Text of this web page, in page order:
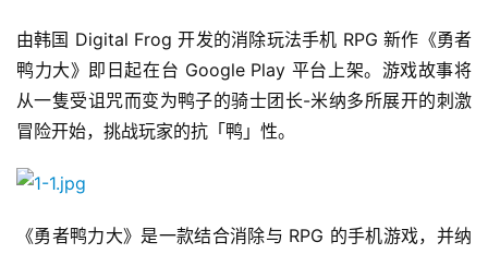
由韩国 Digital Frog 开发的消除玩法手机 RPG 新作《勇者
鸭力大》即日起在台 Google Play 平台上架。游戏故事将
从一隻受诅咒而变为鸭子的骑士团长-米纳多所展开的刺激
冒险开始，挑战玩家的抗「鸭」性。
《勇者鸭力大》是一款结合消除与 RPG 的手机游戏，并纳